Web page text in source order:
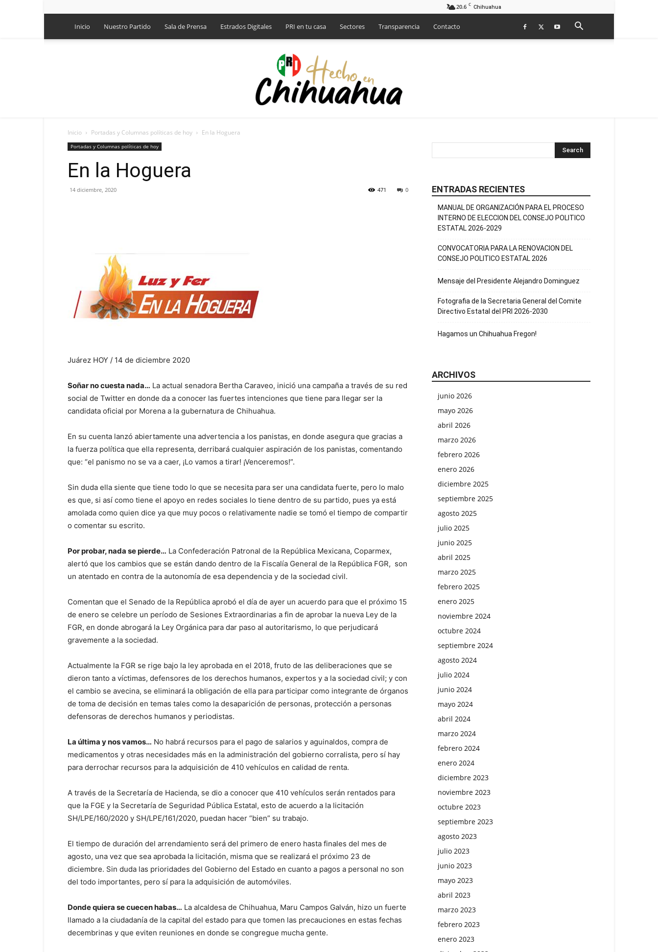
20.6 C Chihuahua
Inicio Nuestro Partido Sala de Prensa Estrados Digitales PRI en tu casa Sectores Transparencia Contacto
Inicio Portadas y Columnas políticas de hoy En la Hoguera
Portadas y Columnas políticas de hoy
En la Hoguera
14 diciembre, 2020 0
471
Juárez HOY / 14 de diciembre 2020
Soñar no cuesta nada… La actual senadora Bertha Caraveo, inició una campaña a través de su red
social de Twitter en donde da a conocer las fuertes intenciones que tiene para llegar ser la
candidata oficial por Morena a la gubernatura de Chihuahua.
En su cuenta lanzó abiertamente una advertencia a los panistas, en donde asegura que gracias a
la fuerza política que ella representa, derribará cualquier aspiración de los panistas, comentando
que: “el panismo no se va a caer, ¡Lo vamos a tirar! ¡Venceremos!”.
Sin duda ella siente que tiene todo lo que se necesita para ser una candidata fuerte, pero lo malo
es que, si así como tiene el apoyo en redes sociales lo tiene dentro de su partido, pues ya está
amolada como quien dice ya que muy pocos o relativamente nadie se tomó el tiempo de compartir
o comentar su escrito.
Por probar, nada se pierde… La Confederación Patronal de la República Mexicana, Coparmex,
alertó que los cambios que se están dando dentro de la Fiscalía General de la República FGR, son
un atentado en contra de la autonomía de esa dependencia y de la sociedad civil.
Comentan que el Senado de la República aprobó el día de ayer un acuerdo para que el próximo 15
de enero se celebre un período de Sesiones Extraordinarias a fin de aprobar la nueva Ley de la
FGR, en donde abrogará la Ley Orgánica para dar paso al autoritarismo, lo que perjudicará
gravemente a la sociedad.
Actualmente la FGR se rige bajo la ley aprobada en el 2018, fruto de las deliberaciones que se
dieron tanto a víctimas, defensores de los derechos humanos, expertos y a la sociedad civil; y con
el cambio se avecina, se eliminará la obligación de ella para participar como integrante de órganos
de toma de decisión en temas tales como la desaparición de personas, protección a personas
defensoras de derechos humanos y periodistas.
La última y nos vamos… No habrá recursos para el pago de salarios y aguinaldos, compra de
medicamentos y otras necesidades más en la administración del gobierno corralista, pero sí hay
para derrochar recursos para la adquisición de 410 vehículos en calidad de renta.
A través de la Secretaría de Hacienda, se dio a conocer que 410 vehículos serán rentados para
que la FGE y la Secretaría de Seguridad Pública Estatal, esto de acuerdo a la licitación
SH/LPE/160/2020 y SH/LPE/161/2020, puedan hacer “bien” su trabajo.
El tiempo de duración del arrendamiento será del primero de enero hasta finales del mes de
agosto, una vez que sea aprobada la licitación, misma que se realizará el próximo 23 de
diciembre. Sin duda las prioridades del Gobierno del Estado en cuanto a pagos a personal no son
del todo importantes, pero sí para la adquisición de automóviles.
Donde quiera se cuecen habas… La alcaldesa de Chihuahua, Maru Campos Galván, hizo un fuerte
llamado a la ciudadanía de la capital del estado para que tomen las precauciones en estas fechas
decembrinas y que eviten reuniones en donde se congregue mucha gente.
ENTRADAS RECIENTES
MANUAL DE ORGANIZACIÓN PARA EL PROCESO
INTERNO DE ELECCION DEL CONSEJO POLITICO
ESTATAL 2026-2029
CONVOCATORIA PARA LA RENOVACION DEL
CONSEJO POLITICO ESTATAL 2026
Mensaje del Presidente Alejandro Dominguez
Fotografia de la Secretaria General del Comite
Directivo Estatal del PRI 2026-2030
Hagamos un Chihuahua Fregon!
ARCHIVOS
junio 2026
mayo 2026
abril 2026
marzo 2026
febrero 2026
enero 2026
diciembre 2025
septiembre 2025
agosto 2025
julio 2025
junio 2025
abril 2025
marzo 2025
febrero 2025
enero 2025
noviembre 2024
octubre 2024
septiembre 2024
agosto 2024
julio 2024
junio 2024
mayo 2024
abril 2024
marzo 2024
febrero 2024
enero 2024
diciembre 2023
noviembre 2023
octubre 2023
septiembre 2023
agosto 2023
julio 2023
junio 2023
mayo 2023
abril 2023
marzo 2023
febrero 2023
enero 2023